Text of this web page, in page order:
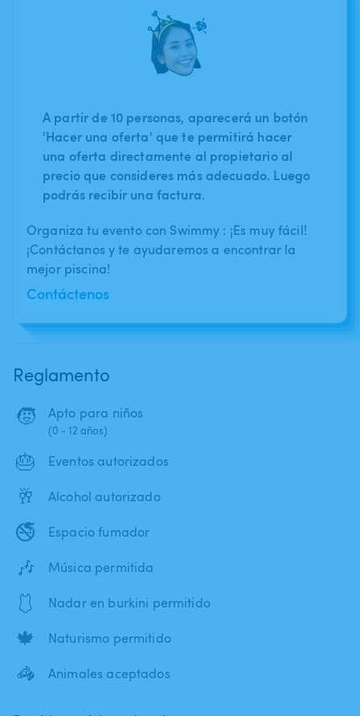
A partir de 10 personas, aparecerá un botón
'Hacer una oferta' que te permitirá hacer
una oferta directamente al propietario al
precio que consideres más adecuado. Luego
podrás recibir una factura.
Organiza tu evento con Swimmy : ¡Es muy fácil!
¡Contáctanos y te ayudaremos a encontrar la
mejor piscina!
Contáctenos
Reglamento
🧒 Apto para niños
(0 - 12 años)
🎂 Eventos autorizados
🥂 Alcohol autorizado
🚭 Espacio fumador
🎶 Música permitida
🩱 Nadar en burkini permitido
🍁 Naturismo permitido
🦓 Animales aceptados